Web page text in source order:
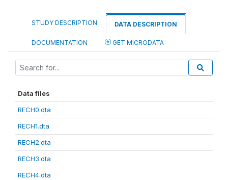
STUDY DESCRIPTION DATA DESCRIPTION
DOCUMENTATION GET MICRODATA
Data files
RECH0.dta
RECH1.dta
RECH2.dta
RECH3.dta
RECH4.dta